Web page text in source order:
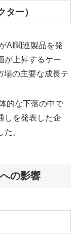
ー）
AI関連製品を発
が上昇するケー
場の主要な成長テ
的な下落の中で
しを発表した企
。
の影響